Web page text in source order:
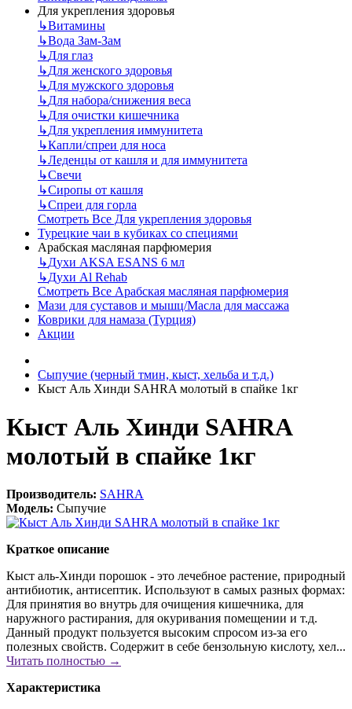
Для укрепления здоровья
↳Витамины
↳Вода Зам-Зам
↳Для глаз
↳Для женского здоровья
↳Для мужского здоровья
↳Для набора/снижения веса
↳Для очистки кишечника
↳Для укрепления иммунитета
↳Капли/спреи для носа
↳Леденцы от кашля и для иммунитета
↳Свечи
↳Сиропы от кашля
↳Спреи для горла
Смотреть Все Для укрепления здоровья
Турецкие чаи в кубиках со специями
Арабская масляная парфюмерия
↳Духи AKSA ESANS 6 мл
↳Духи Al Rehab
Смотреть Все Арабская масляная парфюмерия
Мази для суставов и мышц/Масла для массажа
Коврики для намаза (Турция)
Акции
Сыпучие (черный тмин, кыст, хельба и т.д.)
Кыст Аль Хинди SAHRA молотый в спайке 1кг
Кыст Аль Хинди SAHRA
молотый в спайке 1кг
Производитель: SAHRA
Модель: Сыпучие
Краткое описание
Кыст аль-Хинди порошок - это лечебное растение, природный
антибиотик, антисептик. Используют в самых разных формах:
Для принятия во внутрь для очищения кишечника, для
наружного растирания, для окуривания помещении и т.д.
Данный продукт пользуется высоким спросом из-за его
полезных свойств. Содержит в себе бензольную кислоту, хел...
Читать полностью →
Характеристика